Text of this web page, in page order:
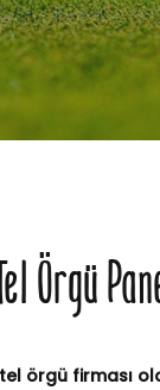
Örgü
örgü firması